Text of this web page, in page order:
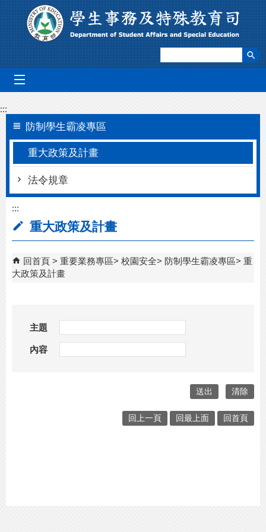
跳到主要內容區塊
:::
防制學生霸凌專區
重大政策及計畫
法令規章
:::
重大政策及計畫
回首頁 重要業務專區 校園安全 防制學生霸凌專區
重
大政策及計畫
主題
內容
回上一頁 回最上面 回首頁